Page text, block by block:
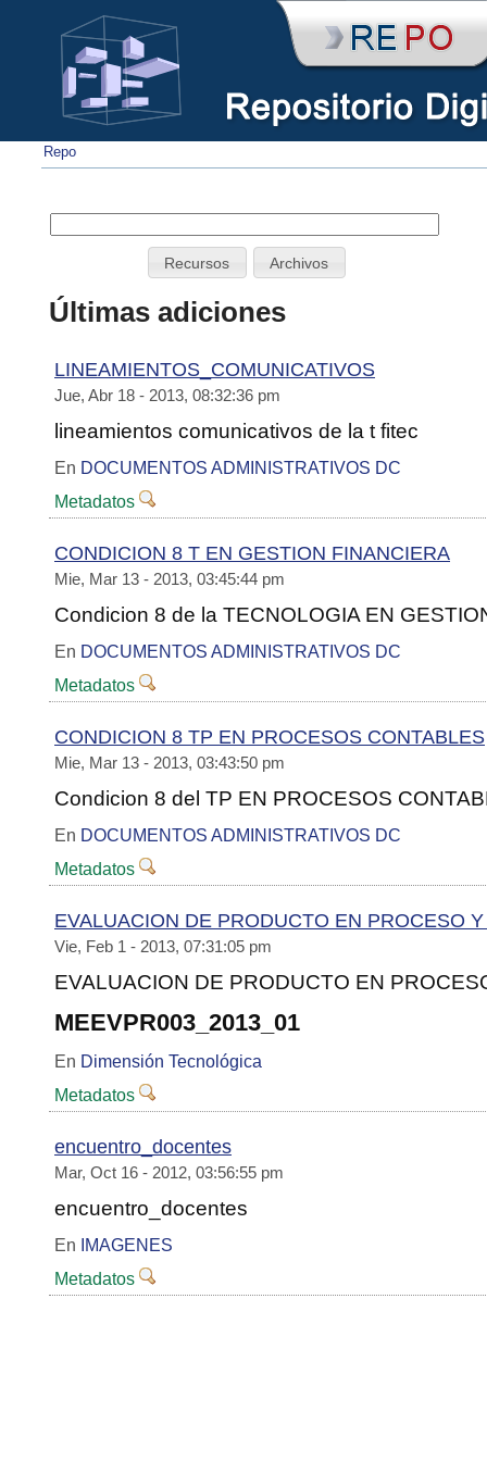
Repo
Últimas adiciones
LINEAMIENTOS_COMUNICATIVOS
Jue, Abr 18 - 2013, 08:32:36 pm
lineamientos comunicativos de la t fitec
En DOCUMENTOS ADMINISTRATIVOS DC
Metadatos
CONDICION 8 T EN GESTION FINANCIERA
Mie, Mar 13 - 2013, 03:45:44 pm
Condicion 8 de la TECNOLOGIA EN
En DOCUMENTOS ADMINISTRATIVOS DC
Metadatos
CONDICION 8 TP EN PROCESOS CONTABLES
Mie, Mar 13 - 2013, 03:43:50 pm
Condicion 8 del TP EN PROCESOS
En DOCUMENTOS ADMINISTRATIVOS DC
Metadatos
EVALUACION DE PRODUCTO EN PROCESO
Vie, Feb 1 - 2013, 07:31:05 pm
EVALUACION DE PRODUCTO EN
MEEVPR003_2013_01
En Dimensión Tecnológica
Metadatos
encuentro_docentes
Mar, Oct 16 - 2012, 03:56:55 pm
encuentro_docentes
En IMAGENES
Metadatos